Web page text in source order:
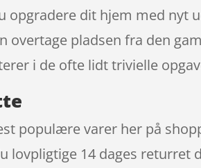
opgradere dit hjem med nyt
overtage pladsen fra den
i de ofte lidt trivielle
populære varer her på
14 dages returret